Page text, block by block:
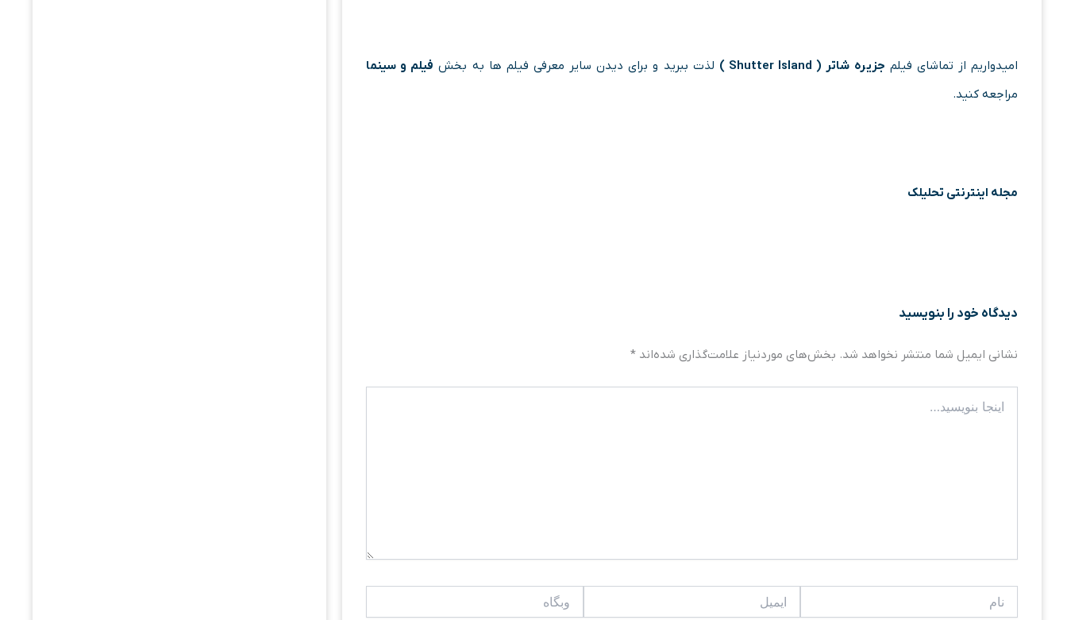
امیدواریم از تماشای فیلم جزیره شاتر ( Shutter Island ) لذت ببرید و برای دیدن سایر معرفی فیلم ها به بخش فیلم و سینما
مراجعه کنید.
مجله اینترنتی تحلیلک
دیدگاه‌ خود را بنویسید
نشانی ایمیل شما منتشر نخواهد شد. بخش‌های موردنیاز علامت‌گذاری شده‌اند *
بنویسید…